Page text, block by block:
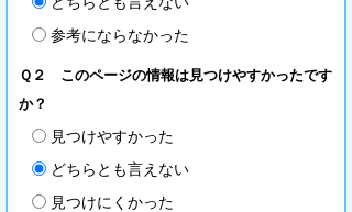
参考にならなかった
Ｑ２ このページの情報は見つけやすかったです
か？
見つけやすかった
どちらとも言えない
見つけにくかった